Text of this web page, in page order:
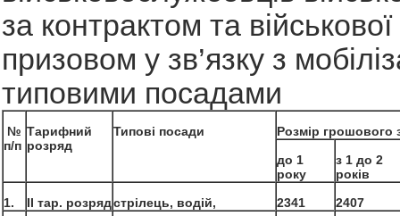
за контрактом та
призовом у зв’язку з
типовими посадами
№
п/п
Тарифний
розряд
Типові посади
Розмір грошового
до 1
року
з 1 до 2
років
1.
ІІ тар. розрядстрілець, водій, 2341
2407